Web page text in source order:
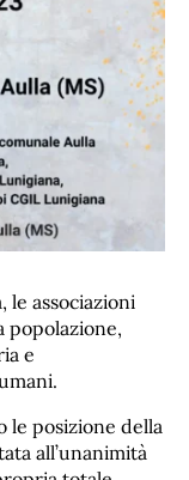
le associazioni
popolazione,
e
le posizione della
all’unanimità